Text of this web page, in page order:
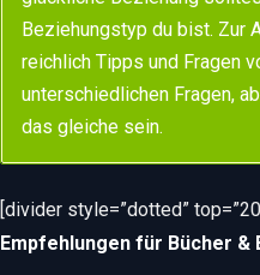
Beziehungstyp du bist. Zur
reichlich Tipps und Fragen
unterschiedlichen Fragen,
das gleiche sein.
[divider style=”dotted”
Empfehlungen für Bücher &